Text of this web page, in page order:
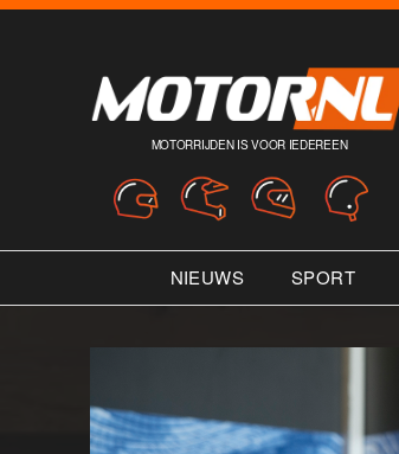
MOTORRIJDEN IS VOOR IEDEREEN
NIEUWS SPORT